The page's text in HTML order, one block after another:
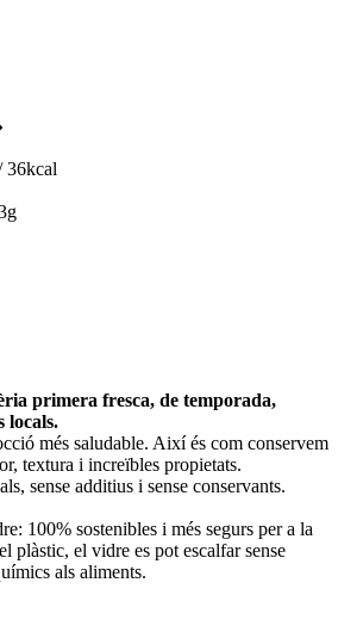
36kcal
primera fresca, de temporada,
locals.
més saludable. Així és com conservem
textura i increïbles propietats.
sense additius i sense conservants.
100% sostenibles i més segurs per a la
plàstic, el vidre es pot escalfar sense
als aliments.